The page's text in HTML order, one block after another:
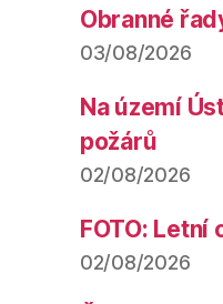
Obranné
03/08/2026
Na území
požárů
02/08/2026
FOTO:
02/08/2026